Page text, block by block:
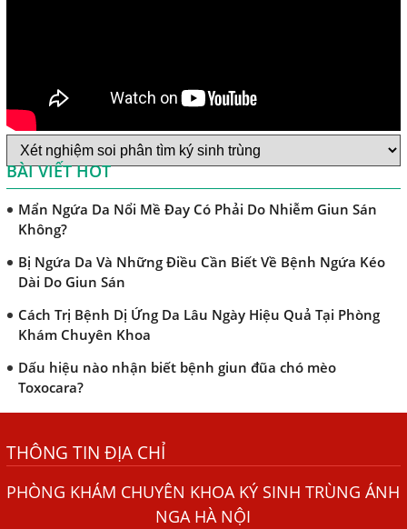
BÀI VIẾT HOT
TRIỆU CHỨNG GIUN SÁN CHÓ MÈO
Khi Trẻ Bị Dị Ứng Da Cần Làm Xét Nghiệm Gì Tìm Nguyên
Nhân Dị Ứng Da
Điều trị bệnh sán lá gan ở đâu?
Mẩn Ngứa Da Nổi Mề Đay Có Phải Do Nhiễm Giun Sán
Không?
Bị Ngứa Da Và Những Điều Cần Biết Về Bệnh Ngứa Kéo
Dài Do Giun Sán
Cách Trị Bệnh Dị Ứng Da Lâu Ngày Hiệu Quả Tại Phòng
Khám Chuyên Khoa
Dấu hiệu nào nhận biết bệnh giun đũa chó mèo
Toxocara?
Bệnh Chàm Và Những Yếu Tố Liên Quan Đến Bệnh Giun
Dấu Hiệu Ngứa Da, Dị Ứng, Nổi Mề Đay Do Nhiễm Sán
THÔNG TIN ĐỊA CHỈ
PHÒNG KHÁM CHUYÊN KHOA KÝ SINH TRÙNG ÁNH
NGA HÀ NỘI